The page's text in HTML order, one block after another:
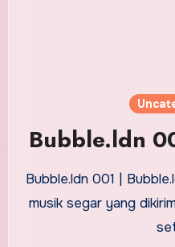
Bubble.ldn
Bubble.ldn 001 | Bubble.ldn Dapatkan rekomendasi
musik segar yang